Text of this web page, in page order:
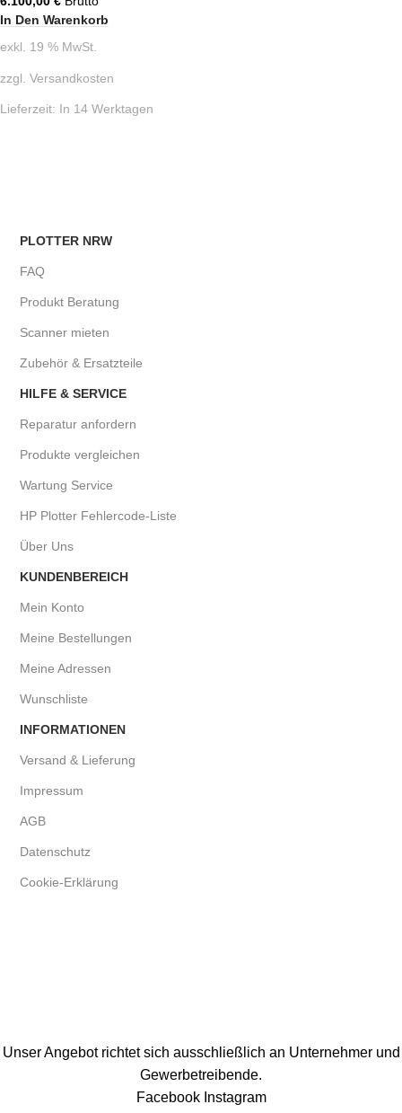
In Den Warenkorb
exkl. 19 % MwSt.
zzgl. Versandkosten
Lieferzeit: In 14 Werktagen
PLOTTER NRW
FAQ
Produkt Beratung
Scanner mieten
Zubehör & Ersatzteile
HILFE & SERVICE
Reparatur anfordern
Produkte vergleichen
Wartung Service
HP Plotter Fehlercode-Liste
Über Uns
KUNDENBEREICH
Mein Konto
Meine Bestellungen
Meine Adressen
Wunschliste
INFORMATIONEN
Versand & Lieferung
Impressum
AGB
Datenschutz
Cookie-Erklärung
Unser Angebot richtet sich ausschließlich an Unternehmer und
Gewerbetreibende.
Facebook Instagram